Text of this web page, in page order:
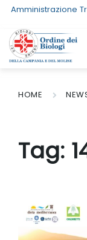
Amministrazione
HOME
Tag: